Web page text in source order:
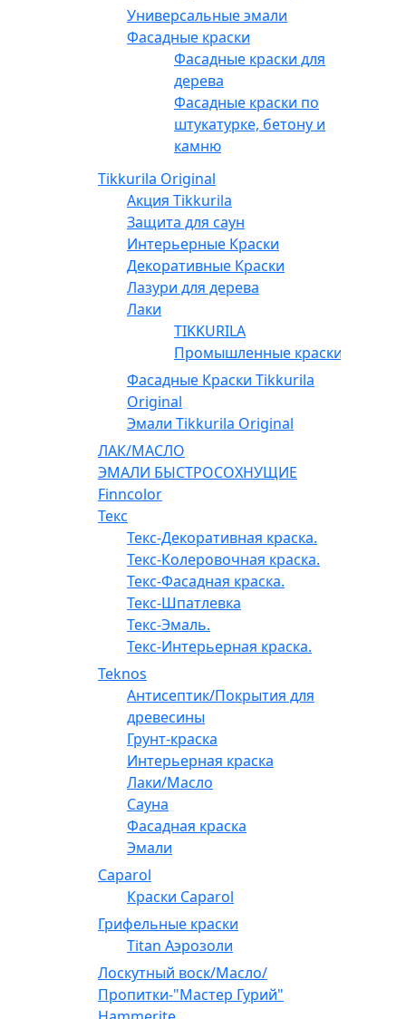
Универсальные эмали
Фасадные краски
Фасадные краски для
дерева
Фасадные краски по
штукатурке, бетону и
камню
Tikkurila Original
Акция Tikkurila
Защита для саун
Интерьерные Краски
Декоративные Краски
Лазури для дерева
Лаки
TIKKURILA
Промышленные краски
Фасадные Краски Tikkurila
Original
Эмали Tikkurila Original
ЛАК/МАСЛО
ЭМАЛИ БЫСТРОСОХНУЩИЕ
Finncolor
Текс
Текс-Декоративная краска.
Текс-Колеровочная краска.
Текс-Фасадная краска.
Текс-Шпатлевка
Текс-Эмаль.
Текс-Интерьерная краска.
Teknos
Антисептик/Покрытия для
древесины
Грунт-краска
Интерьерная краска
Лаки/Масло
Сауна
Фасадная краска
Эмали
Caparol
Краски Caparol
Грифельные краски
Titan Аэрозоли
Лоскутный воск/Масло/
Пропитки-"Мастер Гурий"